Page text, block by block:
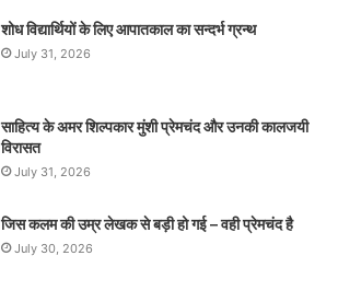
शोध विद्यार्थियों के लिए आपातकाल का सन्दर्भ ग्रन्थ
July 31, 2026
साहित्य के अमर शिल्पकार मुंशी प्रेमचंद और उनकी कालजयी
विरासत
July 31, 2026
जिस कलम की उम्र लेखक से बड़ी हो गई – वही प्रेमचंद है
July 30, 2026